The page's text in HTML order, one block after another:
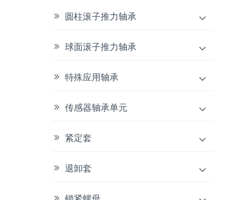
圆柱滚子推力轴承
球面滚子推力轴承
特殊应用轴承
传感器轴承单元
紧定套
退卸套